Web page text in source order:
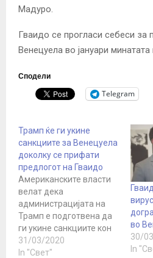
Мадуро.
Гваидо се прогласи себеси за
Венецуела во јануари минатата
Сподели
Telegram
Трамп ќе ги укине
санкциите за Венецуела
доколку се прифати
предлогот на Гваидо
Американските власти
велат дека
администрацијата на
Трамп е подготвена да
ги укине санкциите кон
Венецуела во случај на
привремена влада
31/03/2020
In "Свет"
во
30/
In